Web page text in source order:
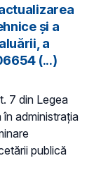
și a
a
(...)
7 din Legea
administraţia
publică